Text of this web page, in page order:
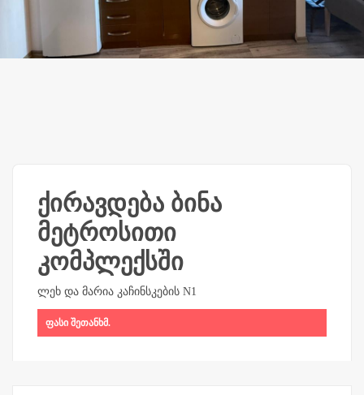
ქირავდება ბინა
მეტროსითი
კომპლექსში
ლეხ და მარია კაჩინსკების N1
ფასი შეთანხმ.